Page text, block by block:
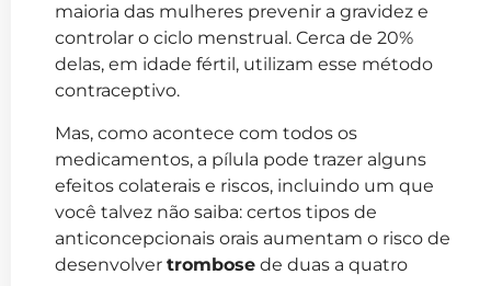
maioria das mulheres prevenir a gravidez e
controlar o ciclo menstrual. Cerca de 20%
delas, em idade fértil, utilizam esse método
contraceptivo.
Mas, como acontece com todos os
medicamentos, a pílula pode trazer alguns
efeitos colaterais e riscos, incluindo um que
você talvez não saiba: certos tipos de
anticoncepcionais orais aumentam o risco de
desenvolver trombose de duas a quatro